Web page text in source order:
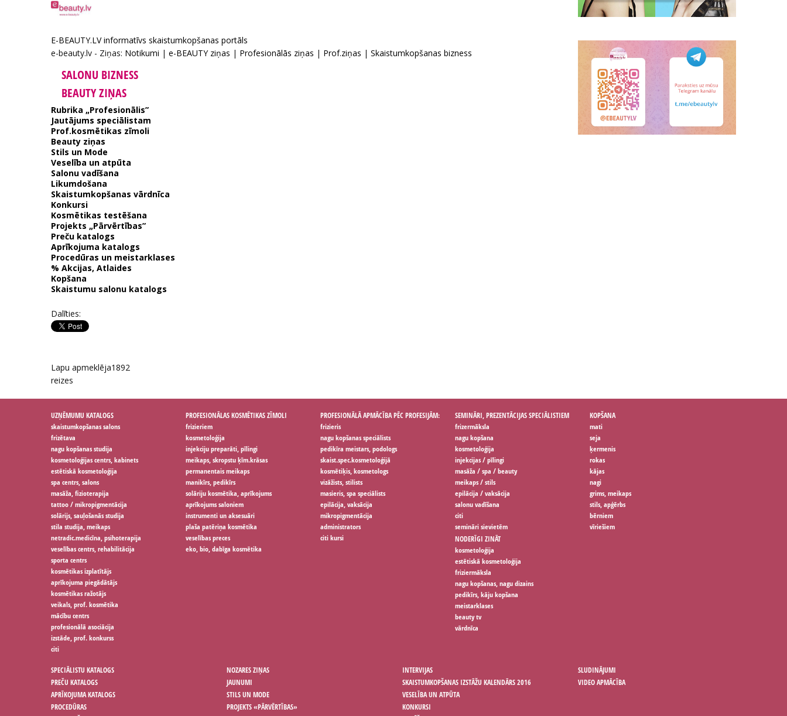
E-BEAUTY.LV informatīvs skaistumkopšanas portāls
e-beauty.lv - Ziņas: Notikumi | e-BEAUTY ziņas | Profesionālās ziņas | Prof.ziņas | Skaistumkopšanas bizness
SALONU BIZNESS
BEAUTY ZIŅAS
Rubrika „Profesionālis”
Jautājums speciālistam
Prof.kosmētikas zīmoli
Beauty ziņas
Stils un Mode
Veselība un atpūta
Salonu vadīšana
Likumdošana
Skaistumkopšanas vārdnīca
Konkursi
Kosmētikas testēšana
Projekts „Pārvērtības”
Preču katalogs
Aprīkojuma katalogs
Procedūras un meistarklases
% Akcijas, Atlaides
Kopšana
Skaistumu salonu katalogs
Dalīties:
Lapu apmeklēja1892
reizes
UZŅĒMUMU KATALOGS
skaistumkopšanas salons
frizētava
nagu kopšanas studija
kosmetoloģijas centrs, kabinets
estētiskā kosmetoloģija
spa centrs, salons
masāža, fizioterapija
tattoo / mikropigmentācija
solārijs, sauļošanās studija
stila studija, meikaps
netradic.medicīna, psihoterapija
veselības centrs, rehabilitācija
sporta centrs
kosmētikas izplatītājs
aprīkojuma piegādātājs
kosmētikas ražotājs
veikals, prof. kosmētika
mācību centrs
profesionālā asociācija
izstāde, prof. konkurss
citi
PROFESIONĀLAS KOSMĒTIKAS ZĪMOLI
frizieriem
kosmetoloģija
injekciju preparāti, pīlingi
meikaps, skropstu ķīm.krāsas
permanentais meikaps
manikīrs, pedikīrs
solāriju kosmētika, aprīkojums
aprīkojums saloniem
instrumenti un aksesuāri
plaša patēriņa kosmētika
veselības preces
eko, bio, dabīga kosmētika
PROFESIONĀLĀ APMĀCĪBA PĒC PROFESIJĀM:
frizieris
nagu kopšanas speciālists
pedikīra meistars, podologs
skaist.spec.kosmetoloģijā
kosmētiķis, kosmetologs
vizāžists, stilists
masieris, spa speciālists
epilācija, vaksācija
mikropigmentācija
administrators
citi kursi
SEMINĀRI, PREZENTĀCIJAS SPECIĀLISTIEM
frizermāksla
nagu kopšana
kosmetoloģija
injekcijas / pīlingi
masāža / spa / beauty
meikaps / stils
epilācija / vaksācija
salonu vadīšana
citi
semināri sievietēm
KOPŠANA
mati
seja
ķermenis
rokas
kājas
nagi
grims, meikaps
stils, apģērbs
bērniem
vīriešiem
NODERĪGI ZINĀT
kosmetoloģija
estētiskā kosmetoloģija
friziermāksla
nagu kopšanas, nagu dizains
pedikīrs, kāju kopšana
meistarklases
beauty tv
vārdnīca
SPECIĀLISTU KATALOGS
PREČU KATALOGS
APRĪKOJUMA KATALOGS
PROCEDŪRAS
NOZARES ZIŅAS
JAUNUMI
STILS UN MODE
PROJEKTS «PĀRVĒRTĪBAS»
INTERVIJAS
SKAISTUMKOPŠANAS IZSTĀŽU KALENDĀRS 2016
VESELĪBA UN ATPŪTA
KONKURSI
SLUDINĀJUMI
VIDEO APMĀCĪBA